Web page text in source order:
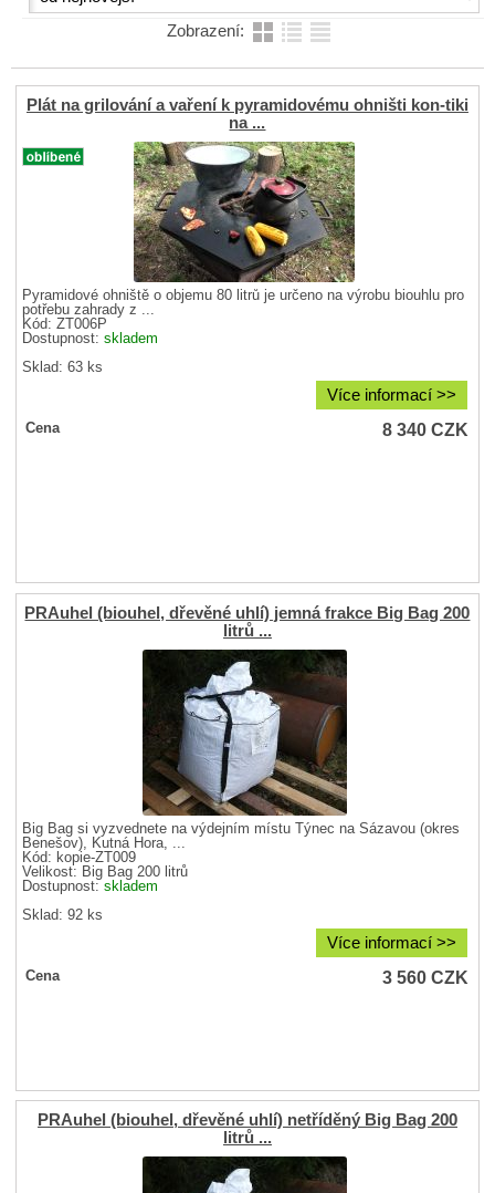
Zobrazení:
Plát na grilování a vaření k pyramidovému ohništi kon-tiki
na ...
Pyramidové ohniště o objemu 80 litrů je určeno na výrobu biouhlu pro
potřebu zahrady z ...
Kód: ZT006P
Dostupnost:skladem
Sklad: 63 ks
Více informací >>
Cena 8 340CZK
PRAuhel (biouhel, dřevěné uhlí) jemná frakce Big Bag 200
litrů ...
Big Bag si vyzvednete na výdejním místu Týnec na Sázavou (okres
Benešov), Kutná Hora, ...
Kód: kopie-ZT009
Velikost: Big Bag 200 litrů
Dostupnost:skladem
Sklad: 92 ks
Více informací >>
Cena 3 560CZK
PRAuhel (biouhel, dřevěné uhlí) netříděný Big Bag 200
litrů ...